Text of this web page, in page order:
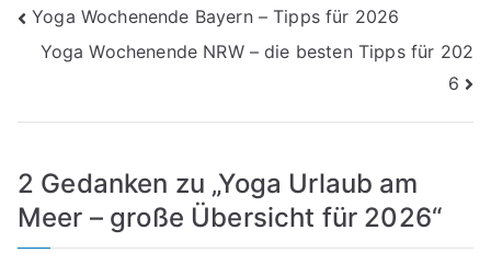
Beitragsnavigation
Yoga Wochenende Bayern – Tipps für 2026
Yoga Wochenende NRW – die besten Tipps für 202
6
2 Gedanken zu „Yoga Urlaub am
Meer – große Übersicht für 2026“